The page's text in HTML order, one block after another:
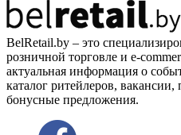
BelRetail.by – это
розничной торговле и e-
актуальная информация о
каталог ритейлеров,
бонусные предложения.